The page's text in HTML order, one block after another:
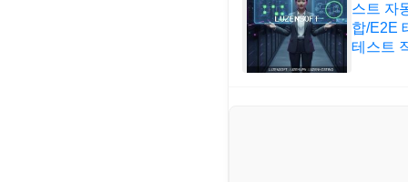
스트 자
합/E2E
테스트